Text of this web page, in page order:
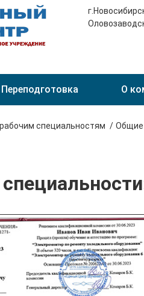
Переподготовка О
специальностям Общие